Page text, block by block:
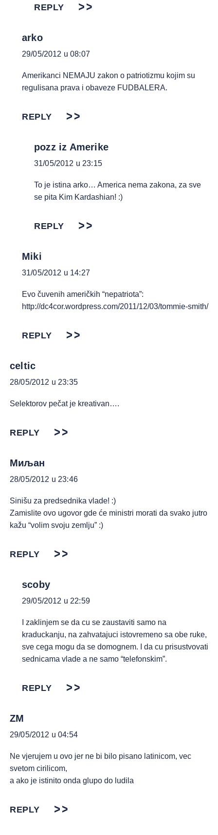
REPLY
arko
29/05/2012 u 08:07
Amerikanci NEMAJU zakon o patriotizmu kojim su
regulisana prava i obaveze FUDBALERA.
REPLY
pozz iz Amerike
31/05/2012 u 23:15
To je istina arko… America nema zakona, za sve
se pita Kim Kardashian! :)
REPLY
Miki
31/05/2012 u 14:27
Evo čuvenih američkih “nepatriota”:
http://dc4cor.wordpress.com/2011/12/03/tommie-smith/
REPLY
celtic
28/05/2012 u 23:35
Selektorov pečat je kreativan….
REPLY
Миљан
28/05/2012 u 23:46
Sinišu za predsednika vlade! :)
Zamislite ovo ugovor gde će ministri morati da svako jutro
kažu “volim svoju zemlju” :)
REPLY
scoby
29/05/2012 u 22:59
I zaklinjem se da cu se zaustaviti samo na
kraduckanju, na zahvatajuci istovremeno sa obe ruke,
sve cega mogu da se domognem. I da cu prisustvovati
sednicama vlade a ne samo “telefonskim”.
REPLY
ZM
29/05/2012 u 04:54
Ne vjerujem u ovo jer ne bi bilo pisano latinicom, vec
svetom cirilicom,
a ako je istinito onda glupo do ludila
REPLY